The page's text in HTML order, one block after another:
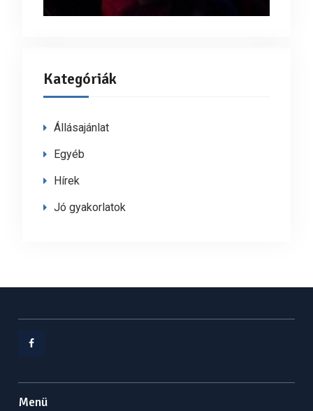
Kategóriák
Állásajánlat
Egyéb
Hírek
Jó gyakorlatok
Menü